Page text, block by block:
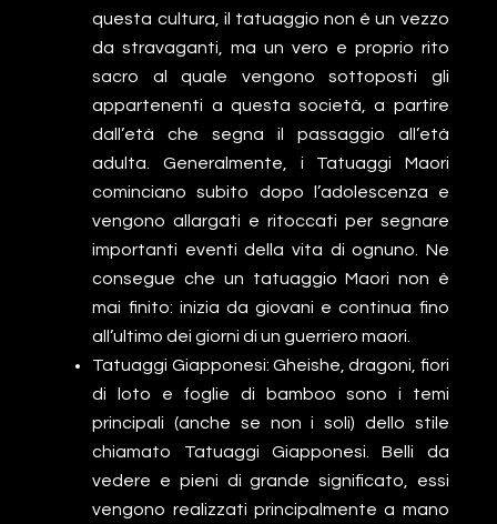
questa cultura, il tatuaggio non è un vezzo
da stravaganti, ma un vero e proprio rito
sacro al quale vengono sottoposti gli
appartenenti a questa società, a partire
dall’età che segna il passaggio all’età
adulta. Generalmente, i Tatuaggi Maori
cominciano subito dopo l’adolescenza e
vengono allargati e ritoccati per segnare
importanti eventi della vita di ognuno. Ne
consegue che un tatuaggio Maori non è
mai finito: inizia da giovani e continua fino
all’ultimo dei giorni di un guerriero maori.
Tatuaggi Giapponesi: Gheishe, dragoni, fiori
di loto e foglie di bamboo sono i temi
principali (anche se non i soli) dello stile
chiamato Tatuaggi Giapponesi. Belli da
vedere e pieni di grande significato, essi
vengono realizzati principalmente a mano